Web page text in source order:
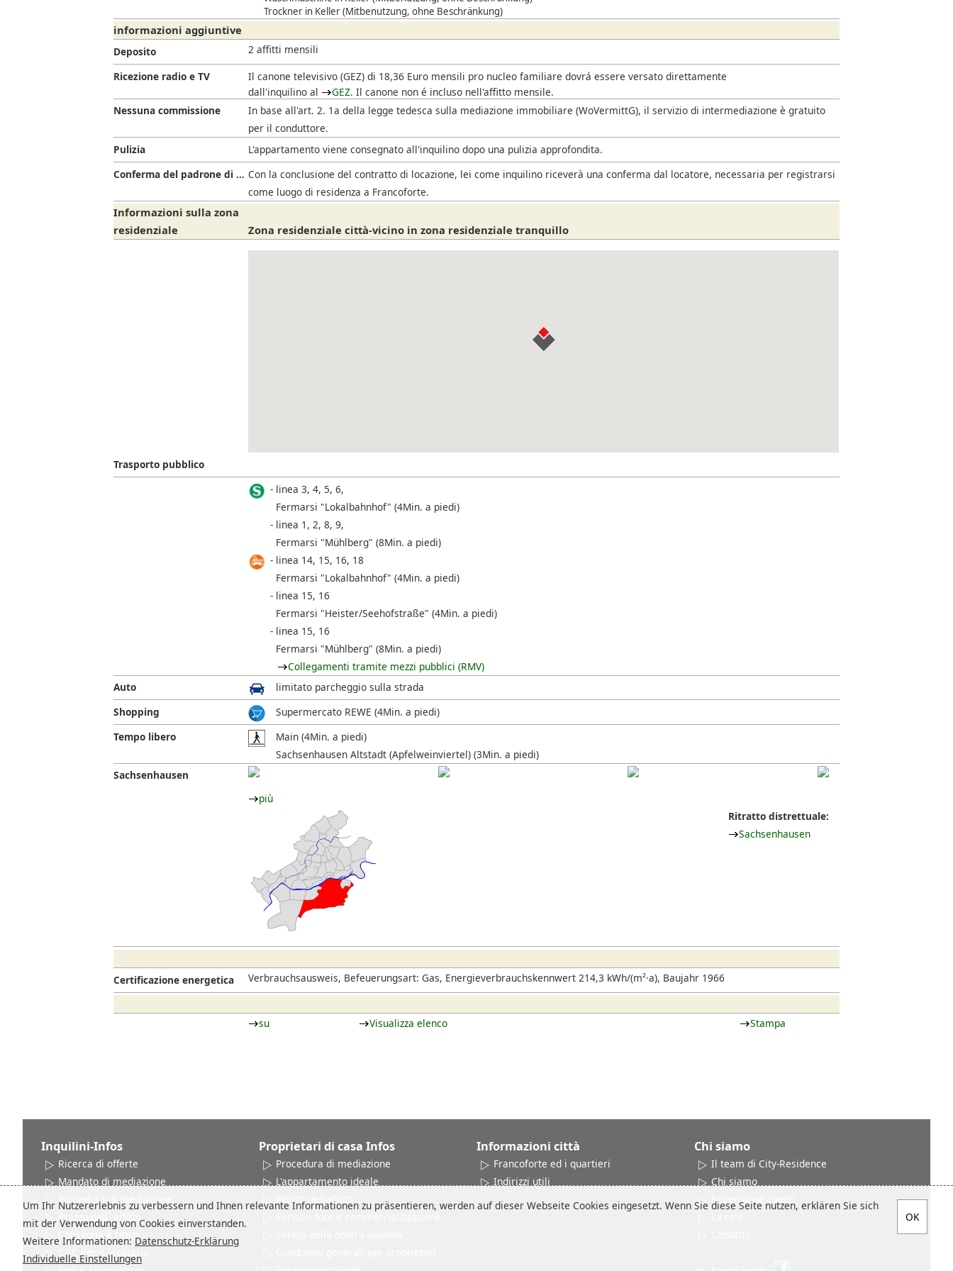
Trockner in Keller (Mitbenutzung, ohne Beschränkung)
informazioni aggiuntive
Deposito
2 affitti mensili
Ricezione radio e TV
Il canone televisivo (GEZ) di 18,36 Euro mensili pro nucleo familiare dovrá essere versato direttamente
dall'inquilino al
GEZ. Il canone non é incluso nell'affitto mensile.
Nessuna commissione
In base all'art. 2. 1a della legge tedesca sulla mediazione immobiliare (WoVermittG), il servizio di intermediazione è gratuito
per il conduttore.
Pulizia
L'appartamento viene consegnato all'inquilino dopo una pulizia approfondita.
Conferma del padrone di casa Con la conclusione del contratto di locazione, lei come inquilino riceverà una conferma dal locatore, necessaria per registrarsi
come luogo di residenza a Francoforte.
Informazioni sulla zona
residenziale
Zona residenziale città-vicino in zona residenziale tranquillo
Trasporto pubblico
linea 3, 4, 5, 6,
Fermarsi "Lokalbahnhof" (4Min. a piedi)
linea 1, 2, 8, 9,
Fermarsi "Mühlberg" (8Min. a piedi)
linea 14, 15, 16, 18
Fermarsi "Lokalbahnhof" (4Min. a piedi)
linea 15, 16
Fermarsi "Heister/Seehofstraße" (4Min. a piedi)
linea 15, 16
Fermarsi "Mühlberg" (8Min. a piedi)
Collegamenti tramite mezzi pubblici (RMV)
Auto
limitato parcheggio sulla strada
Shopping
Supermercato REWE (4Min. a piedi)
Tempo libero
Main (4Min. a piedi)
Sachsenhausen Altstadt (Apfelweinviertel) (3Min. a piedi)
Sachsenhausen
più
Ritratto distrettuale:
Sachsenhausen
Certificazione energetica Verbrauchsausweis, Befeuerungsart: Gas, Energieverbrauchskennwert 214,3 kWh/(m²·a), Baujahr 1966
su Visualizza elenco Stampa
Inquilini-Infos
Ricerca di offerte
Mandato di mediazione
Procedura di mediazione
Prezzo dell´ affitto
Consegna e ritiro
CGC per il locatario
Proprietari di casa Infos
Procedura di mediazione
L'appartamento ideale
Prezzo dellaffitto
Informazioni città
Francoforte ed i quartieri
Indirizzi utili
Chi siamo
Il team di City-Residence
Chi siamo
Recensione clienti
Um Ihr Nutzererlebnis zu verbessern und Ihnen relevante Informationen zu präsentieren, werden auf dieser Webseite Cookies eingesetzt. Wenn Sie diese Seite nutzen, erklären Sie sich
mit der Verwendung von Cookies einverstanden.
Weitere Informationen: Datenschutz-Erklärung
Individuelle Einstellungen